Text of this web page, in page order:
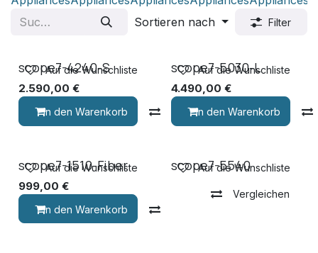
Sortieren nach Filter
scope7-4240-S
2.590,00 €
In den Warenkorb Vergleichen
Auf die Wunschliste scope7-5030-L
4.490,00 €
In den Warenkorb
Auf die Wunschliste
scope7-1510-Fiber
999,00 €
In den Warenkorb
Auf die Wunschliste scope7-5540
Vergleichen
Auf die Wunschliste